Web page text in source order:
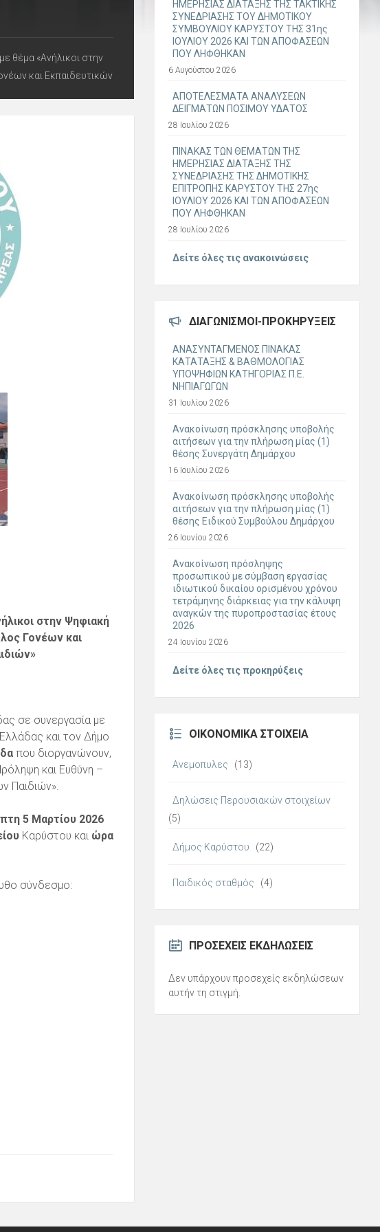
θέμα «Ανήλικοι στην
και Εκπαιδευτικών
στην Ψηφιακή
Γονέων και
σε συνεργασία με
και τον Δήμο
που διοργανώνουν,
και Ευθύνη –
Παιδιών».
5 Μαρτίου 2026
Καρύστου και ώρα
σύνδεσμο:
ΗΜΕΡΗΣΙΑΣ ΔΙΑΤΑΞΗΣ ΤΗΣ ΤΑΚΤΙΚΗΣ
ΣΥΝΕΔΡΙΑΣΗΣ ΤΟΥ ΔΗΜΟΤΙΚΟΥ
ΣΥΜΒΟΥΛΙΟΥ ΚΑΡΥΣΤΟΥ ΤΗΣ 31ης
ΙΟΥΛΙΟΥ 2026 ΚΑΙ ΤΩΝ ΑΠΟΦΑΣΕΩΝ
ΠΟΥ ΛΗΦΘΗΚΑΝ
6 Αυγούστου 2026
ΑΠΟΤΕΛΕΣΜΑΤΑ ΑΝΑΛΥΣΕΩΝ
ΔΕΙΓΜΑΤΩΝ ΠΟΣΙΜΟΥ ΥΔΑΤΟΣ
28 Ιουλίου 2026
ΠΙΝΑΚΑΣ ΤΩΝ ΘΕΜΑΤΩΝ ΤΗΣ
ΗΜΕΡΗΣΙΑΣ ΔΙΑΤΑΞΗΣ ΤΗΣ
ΣΥΝΕΔΡΙΑΣΗΣ ΤΗΣ ΔΗΜΟΤΙΚΗΣ
ΕΠΙΤΡΟΠΗΣ ΚΑΡΥΣΤΟΥ ΤΗΣ 27ης
ΙΟΥΛΙΟΥ 2026 ΚΑΙ ΤΩΝ ΑΠΟΦΑΣΕΩΝ
ΠΟΥ ΛΗΦΘΗΚΑΝ
28 Ιουλίου 2026
Δείτε όλες τις ανακοινώσεις
ΔΙΑΓΩΝΙΣΜΟΊ-ΠΡΟΚΗΡΎΞΕΙΣ
ΑΝΑΣΥΝΤΑΓΜΕΝΟΣ ΠΙΝΑΚΑΣ
ΚΑΤΑΤΑΞΗΣ & ΒΑΘΜΟΛΟΓΙΑΣ
ΥΠΟΨΗΦΙΩΝ ΚΑΤΗΓΟΡΙΑΣ Π.Ε.
ΝΗΠΙΑΓΩΓΩΝ
31 Ιουλίου 2026
Ανακοίνωση πρόσκλησης υποβολής
αιτήσεων για την πλήρωση μίας (1)
θέσης Συνεργάτη Δημάρχου
16 Ιουλίου 2026
Ανακοίνωση πρόσκλησης υποβολής
αιτήσεων για την πλήρωση μίας (1)
θέσης Ειδικού Συμβούλου Δημάρχου
26 Ιουνίου 2026
Ανακοίνωση πρόσληψης
προσωπικού με σύμβαση εργασίας
ιδιωτικού δικαίου ορισμένου χρόνου
τετράμηνης διάρκειας για την κάλυψη
αναγκών της πυροπροστασίας έτους
2026
24 Ιουνίου 2026
Δείτε όλες τις προκηρύξεις
ΟΙΚΟΝΟΜΙΚΆ ΣΤΟΙΧΕΊΑ
Ανεμοπυλες (13)
Δηλώσεις Περουσιακών στοιχείων
(5)
Δήμος Καρύστου (22)
Παιδικός σταθμός (4)
ΠΡΟΣΕΧΕΊΣ ΕΚΔΗΛΏΣΕΙΣ
Δεν υπάρχουν προσεχείς εκδηλώσεων
αυτήν τη στιγμή.